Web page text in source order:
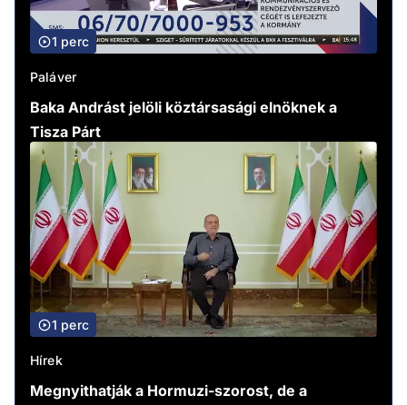
1 perc
Paláver
Baka Andrást jelöli köztársasági elnöknek a
Tisza Párt
1 perc
Hírek
Megnyithatják a Hormuzi-szorost, de a